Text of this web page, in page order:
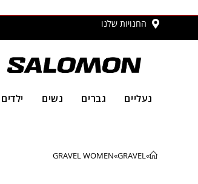
החנויות שלנו
נעליים גברים נשים ילדים
»
GRAVEL
»
GRAVEL WOMEN